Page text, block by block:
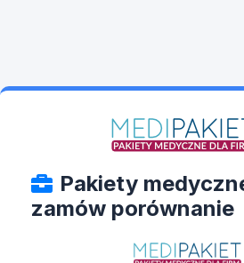
Pakiety
zamów porównanie